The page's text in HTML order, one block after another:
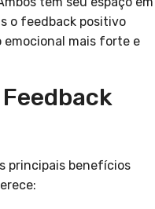
o feedback positivo
mais forte e
principais benefícios